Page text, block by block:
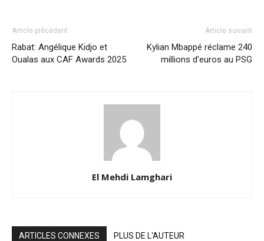
Article précédent
Rabat: Angélique Kidjo et
Oualas aux CAF Awards 2025
Article suivant
Kylian Mbappé réclame 240
millions d’euros au PSG
El Mehdi Lamghari
ARTICLES CONNEXES PLUS DE L'AUTEUR